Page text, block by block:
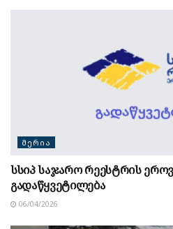
ᲛᲔᲠᲘᲐ
სსიპ საჯარო რეესტრის
გადაწყვეტილება
06/04/2026